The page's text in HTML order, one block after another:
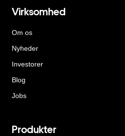
Virksomhed
Om os
Nyheder
Investorer
Blog
Jobs
Produkter